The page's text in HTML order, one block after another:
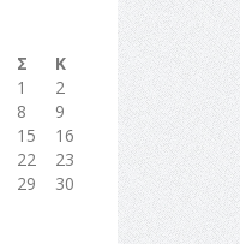
Σ
Κ
1
2
8
9
15
16
22
23
29
30